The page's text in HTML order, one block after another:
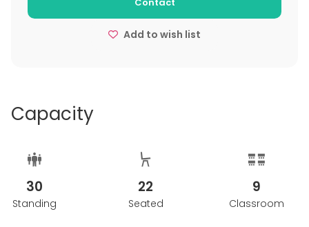
se ajuste a las necesidades de los organizadores.
Tanto si se trata de una reunión empresarial
estratégica como de una celebración personal, este
recuerdos inolvidables.
Contact
Add to wish list
Capacity
30
Standing
22
Seated
9
Classroom